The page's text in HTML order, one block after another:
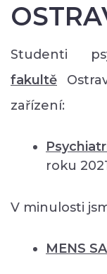
Studenti
fakultě
zařízení:
roku
V minulosti
MENS